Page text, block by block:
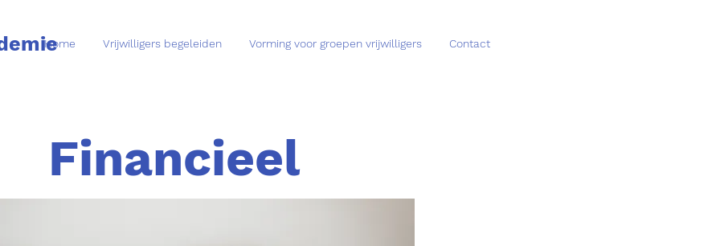
Home Vrijwilligers begeleiden Vorming voor groepen vrijwilligers Contact
Financieel